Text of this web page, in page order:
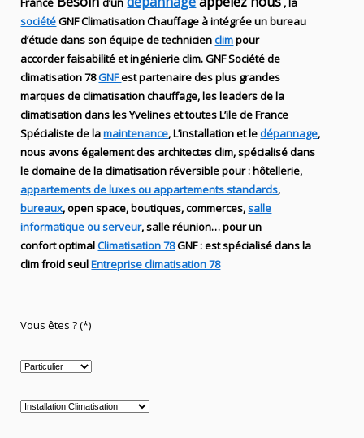
sociétéGNFClimatisation Chauffage à intégrée un bureau
d’étude dans son équipe de technicienclimpour
accorder faisabilité et ingénierieclim.GNFSociété de
climatisation 78GNFest partenaire des plus grandes
marques declimatisation chauffage, les leadersde la
climatisation dans les Yvelines et toutes L’ile de France
Spécialiste delamaintenance, L’installationet ledépannage,
nous avons également des architectes clim,spécialisé dans
le domaine de laclimatisation réversiblepour : hôtellerie,
appartements de luxes ou appartements standards,
bureaux, open space, boutiques, commerces,salle
informatique ou serveur, salle réunion… pour un
confort optimalClimatisation 78GNF:estspécialisédans la
climfroid seulEntreprise climatisation 78
Vous êtes ? (*)